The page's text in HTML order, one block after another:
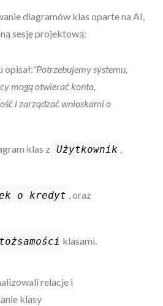
diagramów klas oparte na AI,
sesję projektową:
opisał:“Potrzebujemy systemu,
mogą otwierać konta,
i zarządzać wnioskami o
klas z Użytkownik ,
o kredyt , oraz
klasami.
relacje i
klasy